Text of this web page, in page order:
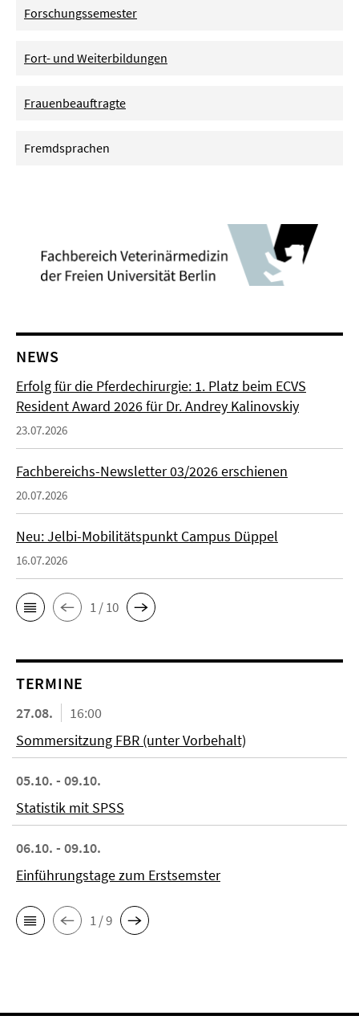
Forschungssemester
Fort- und Weiterbildungen
Frauenbeauftragte
Fremdsprachen
NEWS
Erfolg für die Pferdechirurgie: 1. Platz beim ECVS
Resident Award 2026 für Dr. Andrey Kalinovskiy
23.07.2026
Fachbereichs-Newsletter 03/2026 erschienen
20.07.2026
Neu: Jelbi-Mobilitätspunkt Campus Düppel
16.07.2026
1 / 10
TERMINE
27.08.
16:00
Sommersitzung FBR (unter Vorbehalt)
05.10. - 09.10.
Statistik mit SPSS
06.10. - 09.10.
Einführungstage zum Erstsemster
1 / 9